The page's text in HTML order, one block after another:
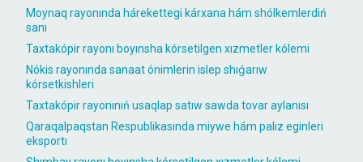
Moynaq rayonında hárekettegi kárxana hám shólkemlerdiń
sanı
Taxtakópir rayonı boyınsha kórsetilgen xızmetler kólemi
Nókis rayonında sanaat ónimlerin islep shıǵarıw
kórsetkishleri
Taxtakópir rayonınıń usaqlap satıw sawda tovar aylanısı
Qaraqalpaqstan Respublikasında miywe hám palız eginleri
eksportı